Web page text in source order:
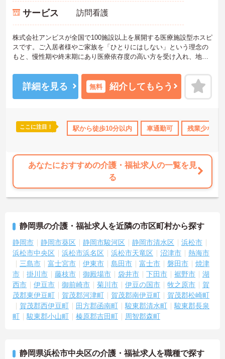
険完備 交通費支給
サービス 訪問看護
株式会社アンビスが全国で100施設以上を展開する医療施設型ホスピ
スです。ご入居者様やご家族を「ひとりにはしない」という理念の
もと、慢性期や終末期にあり医療依存度の高い方を受け入れ、地域
護師が24時間常駐しています。急変時の対応や医療行為は看護師が
担当するため、初任者研修や実務者研修の方も食事介助や入浴介助
などの生活を支えるケアに専念できる環境です。多職種で情報を共
なるほか、月平均の残業時間も5時間から7時間程度とかなり少なめ
です。常勤スタッフの比率が90パーセントを超えているため急な勤
に合わせた個別のOJT研修が実施されます。eラーニングも導入され
ており、多職種と連携しながら専門性を着実に深めていける環境が
★おすすめPOINT★
実施し、ｅラーニングを用いた学習の機会も提供されます
・施設内には看護師が24時間常駐しており、急変時の対応や専門的
な医療処置は看護師が担当するため負担が減ります
・介護スタッフと看護スタッフの比率が1対1で相談しやすく、初任
者研修や実務者研修からでも着実に専門性を高められます
＜残業月7時間以下で身体の負担を軽減！＞
・常勤で働くスタッフの比率が90パーセント以上と高く、急なシフ
ト変更や無理な長時間勤務が発生しにくい人員体制です
・訪問スケジュールに沿って施設内でのケアを行うため、月平均の
残業時間は5時間から7時間程度とかなり少なめに抑えられます
・介護福祉士や初任者研修などの資格や実務経験、夜勤回数がしっ
詳細を見る 無料 紹介してもらう
ここに注目！ 駅から徒歩10分以内 車通勤可 残業少なめ
あなたにおすすめの介護・福祉求人の一覧を見
る
静岡県の介護・福祉求人を近隣の市区町村から探す
静岡市 静岡市葵区 静岡市駿河区 静岡市清水区
浜松市
浜松市中央区
浜松市浜名区 浜松市天竜区 沼津市
熱海市
三島市
富士宮市 伊東市 島田市 富士市 磐田市
焼津
市
掛川市 藤枝市 御殿場市 袋井市 下田市 裾野市
湖
西市
伊豆市 御前崎市 菊川市 伊豆の国市 牧之原市
賀
茂郡東伊豆町
賀茂郡河津町 賀茂郡南伊豆町
賀茂郡松崎町
賀茂郡西伊豆町
田方郡函南町 駿東郡清水町
駿東郡長泉
町
駿東郡小山町 榛原郡吉田町 周智郡森町
静岡県浜松市中央区の介護・福祉求人を職種で探す